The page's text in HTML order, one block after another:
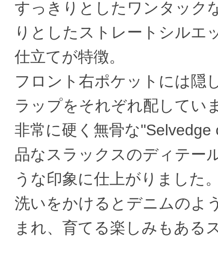
すっきりとしたワンタック
りとしたストレートシルエ
仕立てが特徴。
フロント右ポケットには隠
ラップをそれぞれ配してい
非常に硬く無骨な
品なスラックスのディテー
うな印象に仕上がりました
洗いをかけるとデニムのよ
まれ、育てる楽しみもある